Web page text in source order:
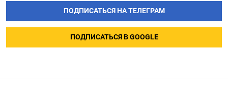
ПОДПИСАТЬСЯ НА ТЕЛЕГРАМ
ПОДПИСАТЬСЯ В GOOGLE